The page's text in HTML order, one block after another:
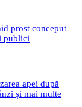
prost conceput
publici
apei după
și mai multe